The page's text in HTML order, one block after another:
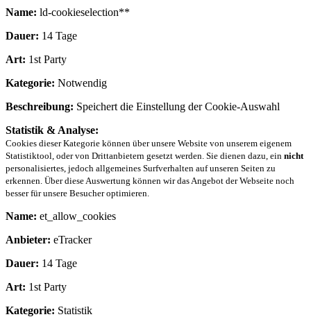
Name: ld-cookieselection**
Dauer: 14 Tage
Art: 1st Party
Kategorie: Notwendig
Beschreibung: Speichert die Einstellung der Cookie-Auswahl
Statistik & Analyse:
Cookies dieser Kategorie können über unsere Website von unserem eigenem
Statistiktool, oder von Drittanbietern gesetzt werden. Sie dienen dazu, ein nicht
personalisiertes, jedoch allgemeines Surfverhalten auf unseren Seiten zu
erkennen. Über diese Auswertung können wir das Angebot der Webseite noch
besser für unsere Besucher optimieren.
Name: et_allow_cookies
Anbieter: eTracker
Dauer: 14 Tage
Art: 1st Party
Kategorie: Statistik